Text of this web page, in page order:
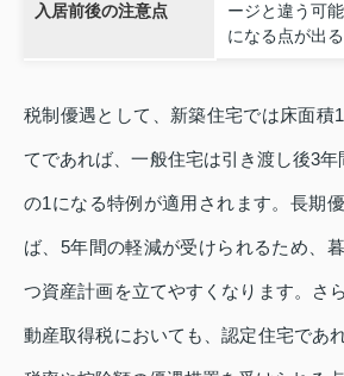
入居前後の注意点
ージと違う可
になる点が出
税制優遇として、新築住宅では床面積
てであれば、一般住宅は引き渡し後3
の1になる特例が適用されます。長期
ば、5年間の軽減が受けられるため、
つ資産計画を立てやすくなります。さ
動産取得税においても、認定住宅であ